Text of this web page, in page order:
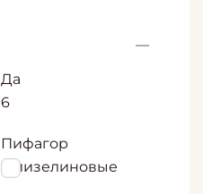
Да
6
Пифагор
Флизелиновые